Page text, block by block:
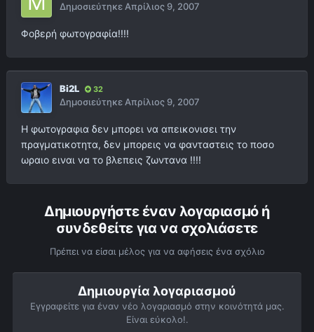
ΔημοσιεύτηκεΑπρίλιος 9, 2007
Φοβερή φωτογραφία!!!!
Bi2L 32
ΔημοσιεύτηκεΑπρίλιος 9, 2007
Η φωτογραφια δεν μπορει να απεικονισει την
πραγματικοτητα, δεν μπορεις να φανταστεις το ποσο
ωραιο ειναι να το βλεπεις ζωντανα !!!!
Δημιουργήστε έναν λογαριασμό ή
συνδεθείτε για να σχολιάσετε
Πρέπει να είσαι μέλος για να αφήσεις ένα σχόλιο
Δημιουργία λογαριασμού
Εγγραφείτε για έναν νέο λογαριασμό στην κοινότητά μας.
Είναι εύκολο!.